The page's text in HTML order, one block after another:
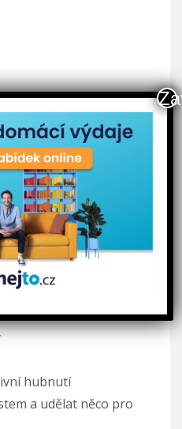
hubnutí
a udělat něco pro